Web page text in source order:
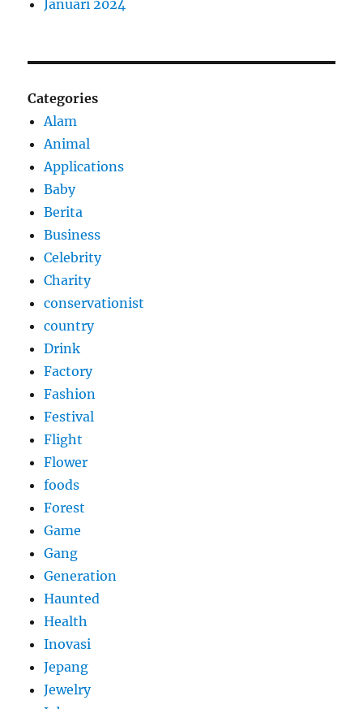
Januari 2024
Categories
Alam
Animal
Applications
Baby
Berita
Business
Celebrity
Charity
conservationist
country
Drink
Factory
Fashion
Festival
Flight
Flower
foods
Forest
Game
Gang
Generation
Haunted
Health
Inovasi
Jepang
Jewelry